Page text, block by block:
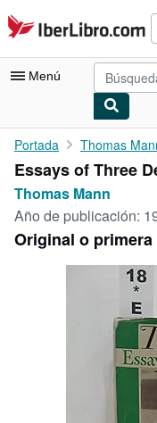
Pasar al contenido
IberLibro.com
Menú
Mi cuenta
Consultar mis pedidos
Colecciones
Libros antiguos
Arte y coleccionismo
Comenzar a vender
Portada Thomas
Essays of Three
Thomas Mann
Año de publicación:
Original o